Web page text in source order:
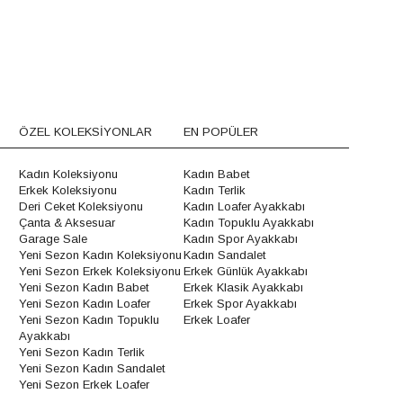
ÖZEL KOLEKSİYONLAR
Kadın Koleksiyonu
Erkek Koleksiyonu
Deri Ceket Koleksiyonu
Çanta & Aksesuar
Garage Sale
Yeni Sezon Kadın Koleksiyonu
Yeni Sezon Erkek Koleksiyonu
Yeni Sezon Kadın Babet
Yeni Sezon Kadın Loafer
Yeni Sezon Kadın Topuklu
Ayakkabı
Yeni Sezon Kadın Terlik
Yeni Sezon Kadın Sandalet
Yeni Sezon Erkek Loafer
EN POPÜLER
Kadın Babet
Kadın Terlik
Kadın Loafer Ayakkabı
Kadın Topuklu Ayakkabı
Kadın Spor Ayakkabı
Kadın Sandalet
Erkek Günlük Ayakkabı
Erkek Klasik Ayakkabı
Erkek Spor Ayakkabı
Erkek Loafer